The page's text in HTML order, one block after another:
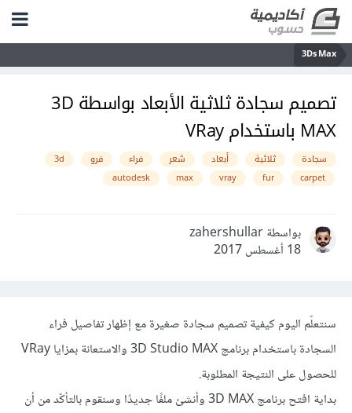
3Ds Max
تصميم سجادة ثلاثية الأبعاد بواسطة 3D
MAX باستخدام VRay
سجادة ثلاثية أبعاد شعر فراء فرو
3d
carpet
fur
vray
max
autodesk
بواسطة zahershullar
18 أغسطس 2017
سنتعلّم اليوم كيفية تصميم سجادة صغيرة مع إظهار تفاصيل فراء
السجادة باستخدام برنامج 3D Studio MAX والاستعانة بمزايا VRay
للحصول على النتيجة المطلوبة.
بداية افتح برنامج 3D MAX وأنشئ ملفًا جديدًا وسنقوم بالتأكّد من أن